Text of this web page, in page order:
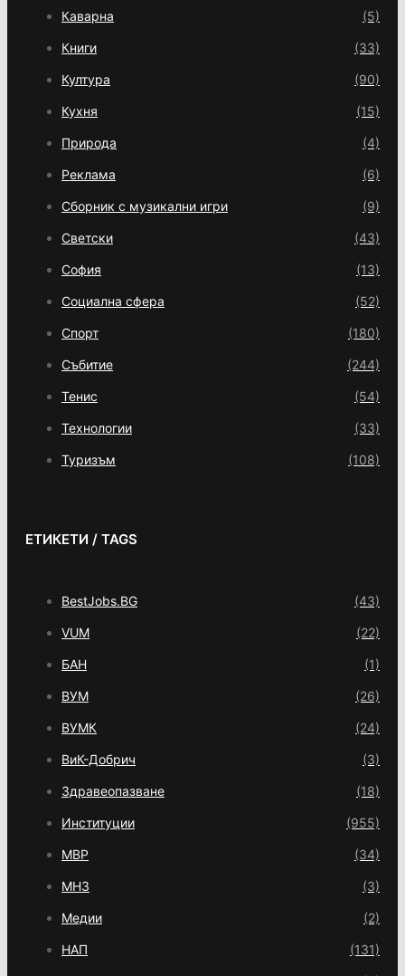
Каварна (5)
Книги (33)
Култура (90)
Кухня (15)
Природа (4)
Реклама (6)
Сборник с музикални игри (9)
Светски (43)
София (13)
Социална сфера (52)
Спорт (180)
Събитие (244)
Тенис (54)
Технологии (33)
Туризъм (108)
ЕТИКЕТИ / TAGS
BestJobs.BG (43)
VUM (22)
БАН (1)
ВУМ (26)
ВУМК (24)
ВиК-Добрич (3)
Здравеопазване (18)
Институции (955)
МВР (34)
МНЗ (3)
Медии (2)
НАП (131)